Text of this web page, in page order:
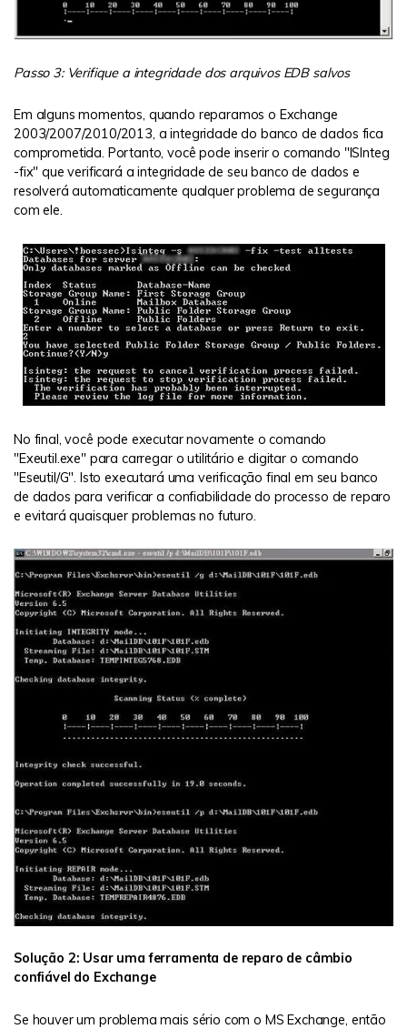
Passo 3: Verifique a integridade dos arquivos EDB salvos
Em alguns momentos, quando reparamos o Exchange
2003/2007/2010/2013, a integridade do banco de dados fica
comprometida. Portanto, você pode inserir o comando "ISInteg
-fix" que verificará a integridade de seu banco de dados e
resolverá automaticamente qualquer problema de segurança
com ele.
No final, você pode executar novamente o comando
"Exeutil.exe" para carregar o utilitário e digitar o comando
"Eseutil/G". Isto executará uma verificação final em seu banco
de dados para verificar a confiabilidade do processo de reparo
e evitará quaisquer problemas no futuro.
Solução 2: Usar uma ferramenta de reparo de câmbio
confiável do Exchange
Se houver um problema mais sério com o MS Exchange, então